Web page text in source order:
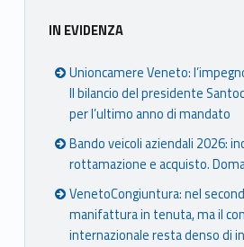
Sidebar
IN EVIDENZA
Unioncamere Veneto:
Il bilancio del presidente
per l’ultimo anno di mandato
Bando veicoli aziendali 2026:
rottamazione e acquisto.
VenetoCongiuntura: nel
manifattura in tenuta, ma il
internazionale resta denso di